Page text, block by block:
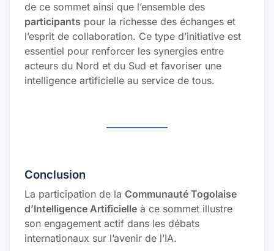
de ce sommet ainsi que l’ensemble des
participants pour la richesse des échanges et
l’esprit de collaboration. Ce type d’initiative est
essentiel pour renforcer les synergies entre
acteurs du Nord et du Sud et favoriser une
intelligence artificielle au service de tous.
Conclusion
La participation de la Communauté Togolaise
d’Intelligence Artificielle à ce sommet illustre
son engagement actif dans les débats
internationaux sur l’avenir de l’IA.